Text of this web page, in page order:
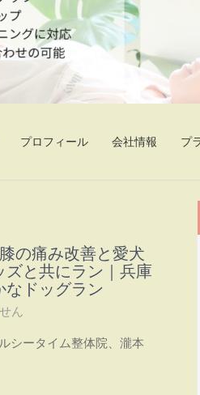
〜
プロフィール 会社情報 プ
の痛み改善と愛犬
と共にラン｜兵庫
なドッグラン
ん
シータイム整体院、瀧本